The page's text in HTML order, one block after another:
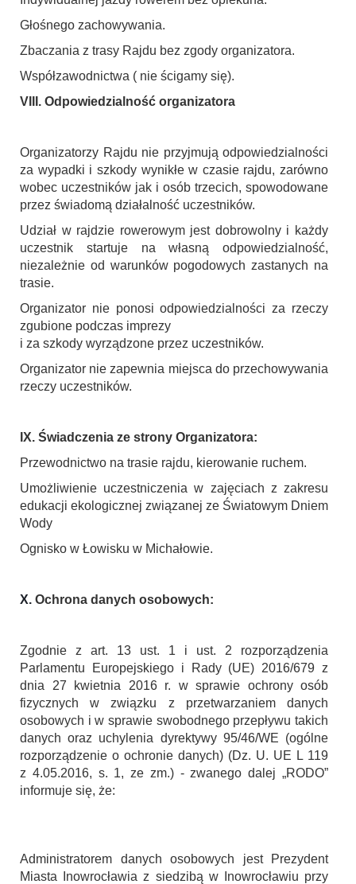
Głośnego zachowywania.
Zbaczania z trasy Rajdu bez zgody organizatora.
Współzawodnictwa ( nie ścigamy się).
VIII. Odpowiedzialność organizatora
Organizatorzy Rajdu nie przyjmują odpowiedzialności
za wypadki i szkody wynikłe w czasie rajdu, zarówno
wobec uczestników jak i osób trzecich, spowodowane
przez świadomą działalność uczestników.
Udział w rajdzie rowerowym jest dobrowolny i każdy
uczestnik startuje na własną odpowiedzialność,
niezależnie od warunków pogodowych zastanych na
trasie.
Organizator nie ponosi odpowiedzialności za rzeczy
zgubione podczas imprezy
i za szkody wyrządzone przez uczestników.
Organizator nie zapewnia miejsca do przechowywania
rzeczy uczestników.
IX. Świadczenia ze strony Organizatora:
Przewodnictwo na trasie rajdu, kierowanie ruchem.
Umożliwienie uczestniczenia w zajęciach z zakresu
edukacji ekologicznej związanej ze Światowym Dniem
Wody
Ognisko w Łowisku w Michałowie.
X. Ochrona danych osobowych:
Zgodnie z art. 13 ust. 1 i ust. 2 rozporządzenia
Parlamentu Europejskiego i Rady (UE) 2016/679 z
dnia 27 kwietnia 2016 r. w sprawie ochrony osób
fizycznych w związku z przetwarzaniem danych
osobowych i w sprawie swobodnego przepływu takich
danych oraz uchylenia dyrektywy 95/46/WE (ogólne
rozporządzenie o ochronie danych) (Dz. U. UE L 119
z 4.05.2016, s. 1, ze zm.) - zwanego dalej „RODO”
informuje się, że:
Administratorem danych osobowych jest Prezydent
Miasta Inowrocławia z siedzibą w Inowrocławiu przy